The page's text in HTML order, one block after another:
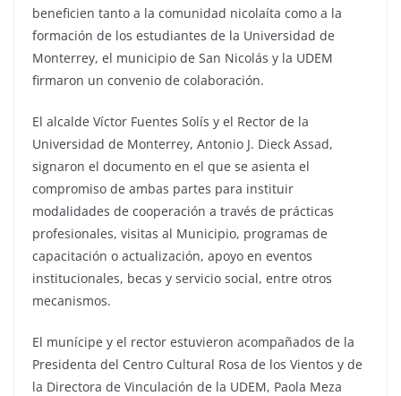
beneficien tanto a la comunidad nicolaíta como a la
formación de los estudiantes de la Universidad de
Monterrey, el municipio de San Nicolás y la UDEM
firmaron un convenio de colaboración.
El alcalde Víctor Fuentes Solís y el Rector de la
Universidad de Monterrey, Antonio J. Dieck Assad,
signaron el documento en el que se asienta el
compromiso de ambas partes para instituir
modalidades de cooperación a través de prácticas
profesionales, visitas al Municipio, programas de
capacitación o actualización, apoyo en eventos
institucionales, becas y servicio social, entre otros
mecanismos.
El munícipe y el rector estuvieron acompañados de la
Presidenta del Centro Cultural Rosa de los Vientos y de
la Directora de Vinculación de la UDEM, Paola Meza